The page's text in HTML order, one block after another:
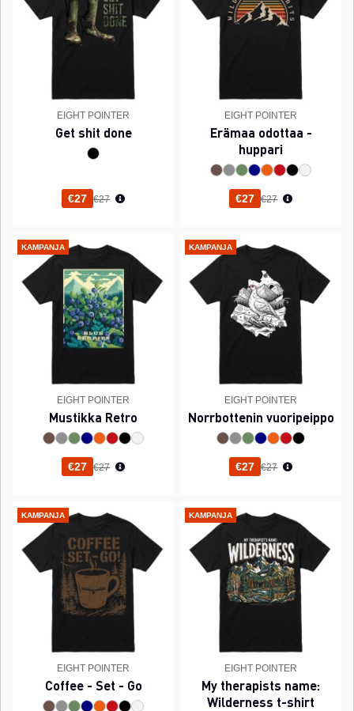
EIGHT POINTER
Get shit done
€27 Normaali hinta
€27
EIGHT POINTER
Erämaa odottaa -
huppari
€27 Normaali hinta
€27
KAMPANJA
EIGHT POINTER
Mustikka Retro
€27 Normaali hinta
€27
KAMPANJA
EIGHT POINTER
Norrbottenin vuoripeippo
€27 Normaali hinta
€27
KAMPANJA
EIGHT POINTER
Coffee - Set - Go
KAMPANJA
EIGHT POINTER
My therapists name:
Wilderness t-shirt